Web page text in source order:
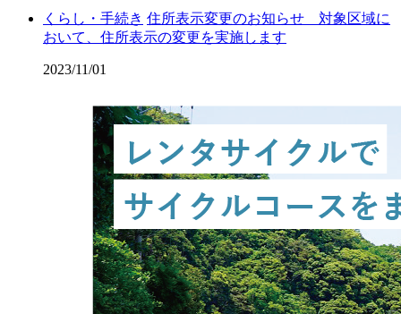
くらし・手続き 住所表示変更のお知らせ 対象区域に
おいて、住所表示の変更を実施します
2023/11/01